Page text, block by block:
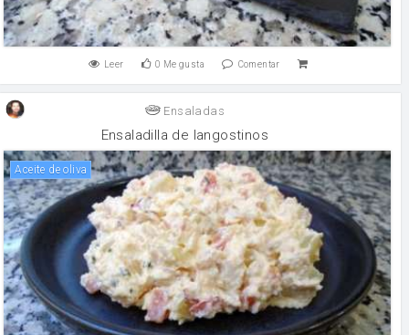
Leer 0 Me gusta Comentar
Ensaladas
Ensaladilla de langostinos
aceite de oliva